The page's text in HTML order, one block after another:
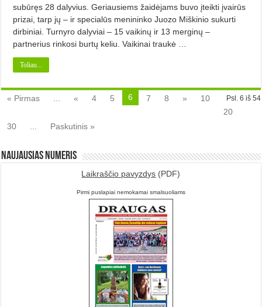
subūręs 28 dalyvius. Geriausiems žaidėjams buvo įteikti įvairūs
prizai, tarp jų – ir specialūs menininko Juozo Miškinio sukurti
dirbiniai. Turnyro dalyviai – 15 vaikinų ir 13 merginų –
partnerius rinkosi burtų keliu. Vaikinai traukė …
Toliau...
Psl. 6 iš 54
« Pirmas « 4 5 6 7 8 »
10
20
30
Paskutinis »
Naujausias numeris
Laikraščio pavyzdys (PDF)
Pirmi puslapiai nemokamai smalsuoliams